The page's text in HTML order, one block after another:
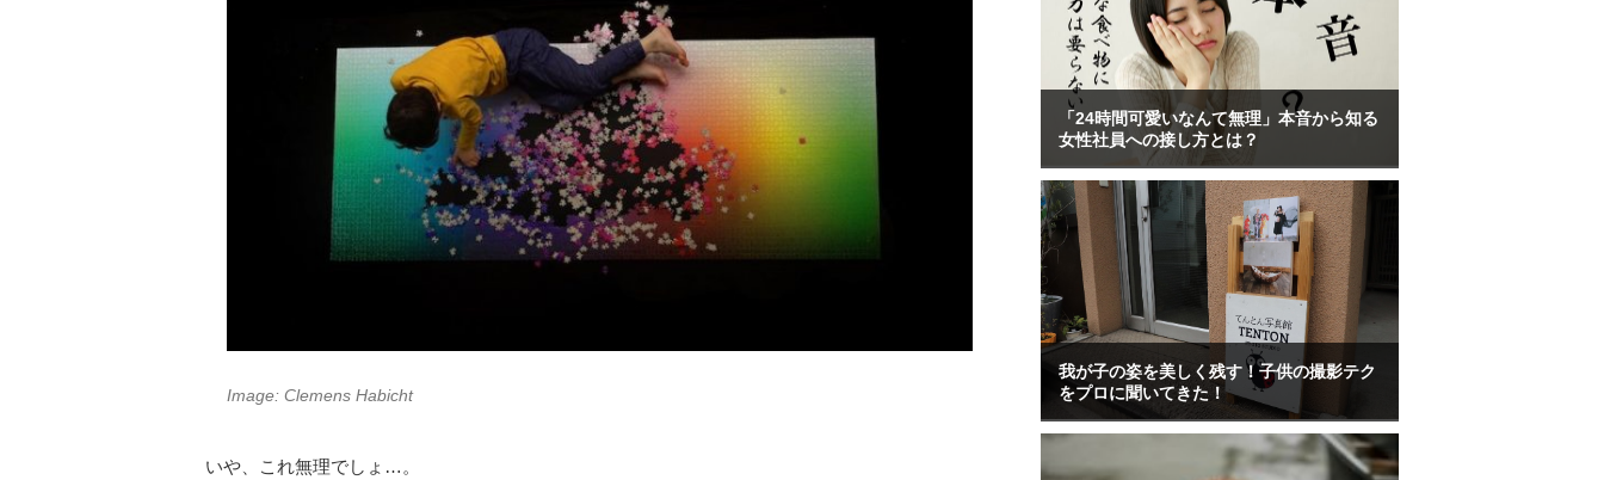
Image: Clemens Habicht
いや、これ無理でしょ…。
「24時間可愛いなんて無理」本音から知る
女性社員への接し方とは？
我が子の姿を美しく残す！子供の撮影テク
をプロに聞いてきた！